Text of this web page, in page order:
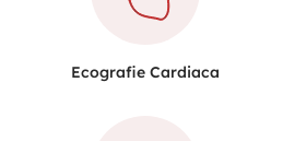
Ecografie Cardiaca